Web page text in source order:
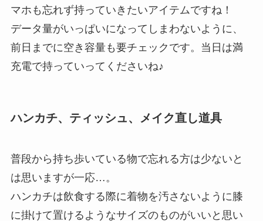
マホも忘れず持っていきたいアイテムですね！
データ量がいっぱいになってしまわないように、
前日までに空き容量も要チェックです。当日は満
充電で持っていってくださいね♪
ハンカチ、ティッシュ、メイク直し道具
普段から持ち歩いている物で忘れる方は少ないと
は思いますが一応…。
ハンカチは飲食する際に着物を汚さないように膝
に掛けて置けるようなサイズのものがいいと思い